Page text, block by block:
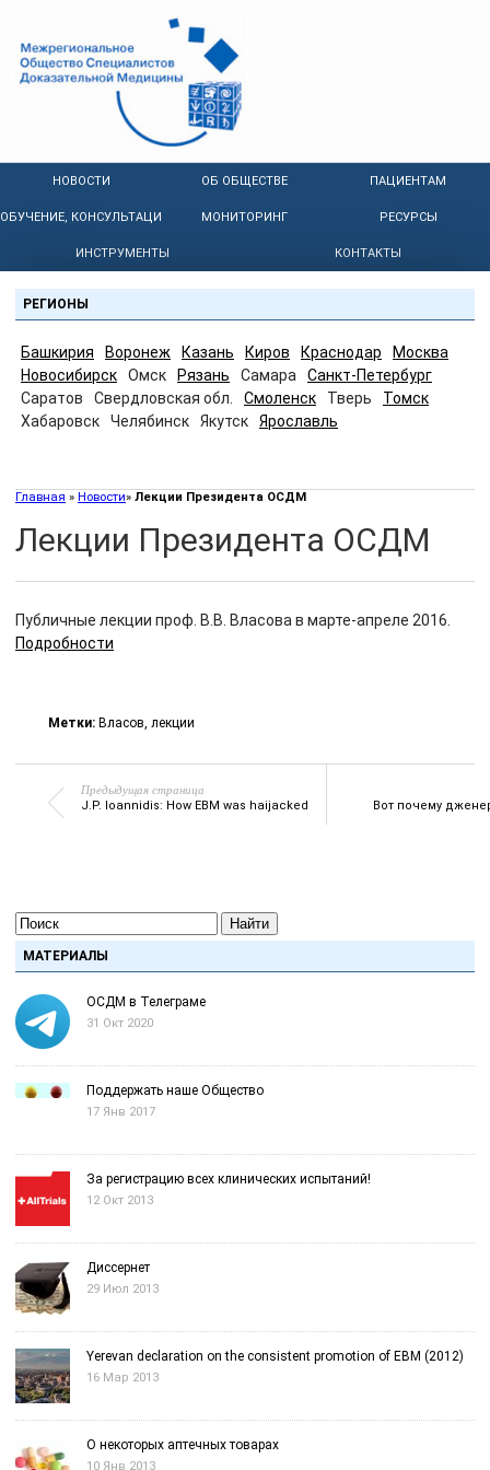
НОВОСТИ ОБ ОБЩЕСТВЕ ПАЦИЕНТАМ
ОБУЧЕНИЕ, КОНСУЛЬТАЦИИ МОНИТОРИНГ РЕСУРСЫ
ИНСТРУМЕНТЫ КОНТАКТЫ
РЕГИОНЫ
Башкирия Воронеж Казань Киров Краснодар
Москва
Новосибирск
Омск Рязань Самара
Санкт-Петербург
Саратов
Свердловская обл. Смоленск Тверь
Томск
Хабаровск
Челябинск Якутск Ярославль
Главная » Новости» Лекции Президента ОСДМ
Лекции Президента ОСДМ
Публичные лекции проф. В.В. Власова в марте-апреле 2016.
Подробности
Метки: Власов, лекции
Предыдущая страница
J.P. Ioannidis: How EBM was haijacked Вот почему
Найти
МАТЕРИАЛЫ
ОСДМ в Телеграме
31 Окт 2020
Поддержать наше Общество
17 Янв 2017
За регистрацию всех клинических испытаний!
12 Окт 2013
Диссернет
29 Июл 2013
Yerevan declaration on the consistent promotion of EBM (2012)
16 Мар 2013
О некоторых аптечных товарах
10 Янв 2013